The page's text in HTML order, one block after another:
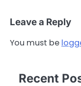
Leave a Reply
You must be
Recent